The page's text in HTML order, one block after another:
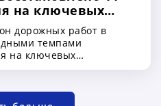
на ключевых
и
дорожных работ в
темпами
на ключевых
По данным Министерства
дорогах